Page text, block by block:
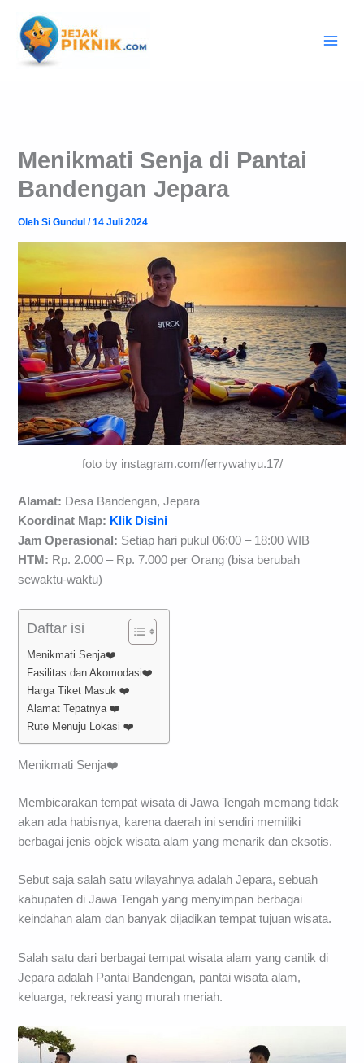
konten
Menikmati Senja di Pantai
Bandengan Jepara
OlehSi Gundul/14 Juli 2024
foto by instagram.com/ferrywahyu.17/
Alamat: Desa Bandengan, Jepara
Koordinat Map: Klik Disini
Jam Operasional: Setiap hari pukul 06:00 – 18:00 WIB
HTM: Rp. 2.000 – Rp. 7.000 per Orang (bisa berubah
sewaktu-waktu)
Daftar isi
Menikmati Senja❤️
Fasilitas dan Akomodasi❤️
Harga Tiket Masuk ❤️
Alamat Tepatnya ❤️
Rute Menuju Lokasi ❤️
Menikmati Senja❤️
Membicarakan tempat wisata di Jawa Tengah memang tidak
akan ada habisnya, karena daerah ini sendiri memiliki
berbagai jenis objek wisata alam yang menarik dan eksotis.
Sebut saja salah satu wilayahnya adalah Jepara, sebuah
kabupaten di Jawa Tengah yang menyimpan berbagai
keindahan alam dan banyak dijadikan tempat tujuan wisata.
Salah satu dari berbagai tempat wisata alam yang cantik di
Jepara adalah Pantai Bandengan, pantai wisata alam,
keluarga, rekreasi yang murah meriah.